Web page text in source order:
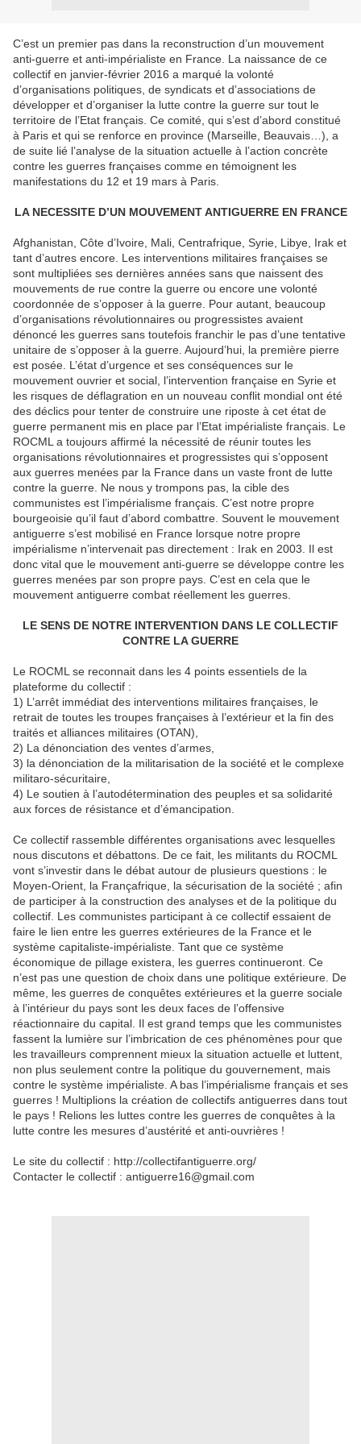
C’est un premier pas dans la reconstruction d’un mouvement
anti-guerre et anti-impérialiste en France. La naissance de ce
collectif en janvier-février 2016 a marqué la volonté
d’organisations politiques, de syndicats et d’associations de
développer et d’organiser la lutte contre la guerre sur tout le
territoire de l’Etat français. Ce comité, qui s’est d’abord constitué
à Paris et qui se renforce en province (Marseille, Beauvais…), a
de suite lié l’analyse de la situation actuelle à l’action concrète
contre les guerres françaises comme en témoignent les
manifestations du 12 et 19 mars à Paris.
LA NECESSITE D’UN MOUVEMENT ANTIGUERRE EN FRANCE
Afghanistan, Côte d’Ivoire, Mali, Centrafrique, Syrie, Libye, Irak et
tant d’autres encore. Les interventions militaires françaises se
sont multipliées ses dernières années sans que naissent des
mouvements de rue contre la guerre ou encore une volonté
coordonnée de s’opposer à la guerre. Pour autant, beaucoup
d’organisations révolutionnaires ou progressistes avaient
dénoncé les guerres sans toutefois franchir le pas d’une tentative
unitaire de s’opposer à la guerre. Aujourd’hui, la première pierre
est posée. L’état d’urgence et ses conséquences sur le
mouvement ouvrier et social, l’intervention française en Syrie et
les risques de déflagration en un nouveau conflit mondial ont été
des déclics pour tenter de construire une riposte à cet état de
guerre permanent mis en place par l’Etat impérialiste français. Le
ROCML a toujours affirmé la nécessité de réunir toutes les
organisations révolutionnaires et progressistes qui s’opposent
aux guerres menées par la France dans un vaste front de lutte
contre la guerre. Ne nous y trompons pas, la cible des
communistes est l’impérialisme français. C’est notre propre
bourgeoisie qu’il faut d’abord combattre. Souvent le mouvement
antiguerre s’est mobilisé en France lorsque notre propre
impérialisme n’intervenait pas directement : Irak en 2003. Il est
donc vital que le mouvement anti-guerre se développe contre les
guerres menées par son propre pays. C’est en cela que le
mouvement antiguerre combat réellement les guerres.
LE SENS DE NOTRE INTERVENTION DANS LE COLLECTIF
CONTRE LA GUERRE
Le ROCML se reconnait dans les 4 points essentiels de la
plateforme du collectif :
1) L’arrêt immédiat des interventions militaires françaises, le
retrait de toutes les troupes françaises à l’extérieur et la fin des
traités et alliances militaires (OTAN),
2) La dénonciation des ventes d’armes,
3) la dénonciation de la militarisation de la société et le complexe
militaro-sécuritaire,
4) Le soutien à l’autodétermination des peuples et sa solidarité
aux forces de résistance et d’émancipation.
Ce collectif rassemble différentes organisations avec lesquelles
nous discutons et débattons. De ce fait, les militants du ROCML
vont s’investir dans le débat autour de plusieurs questions : le
Moyen-Orient, la Françafrique, la sécurisation de la société ; afin
de participer à la construction des analyses et de la politique du
collectif. Les communistes participant à ce collectif essaient de
faire le lien entre les guerres extérieures de la France et le
système capitaliste-impérialiste. Tant que ce système
économique de pillage existera, les guerres continueront. Ce
n’est pas une question de choix dans une politique extérieure. De
même, les guerres de conquêtes extérieures et la guerre sociale
à l’intérieur du pays sont les deux faces de l’offensive
réactionnaire du capital. Il est grand temps que les communistes
fassent la lumière sur l’imbrication de ces phénomènes pour que
les travailleurs comprennent mieux la situation actuelle et luttent,
non plus seulement contre la politique du gouvernement, mais
contre le système impérialiste. A bas l’impérialisme français et ses
guerres ! Multiplions la création de collectifs antiguerres dans tout
le pays ! Relions les luttes contre les guerres de conquêtes à la
lutte contre les mesures d’austérité et anti-ouvrières !
Le site du collectif : http://collectifantiguerre.org/
Contacter le collectif : antiguerre16@gmail.com